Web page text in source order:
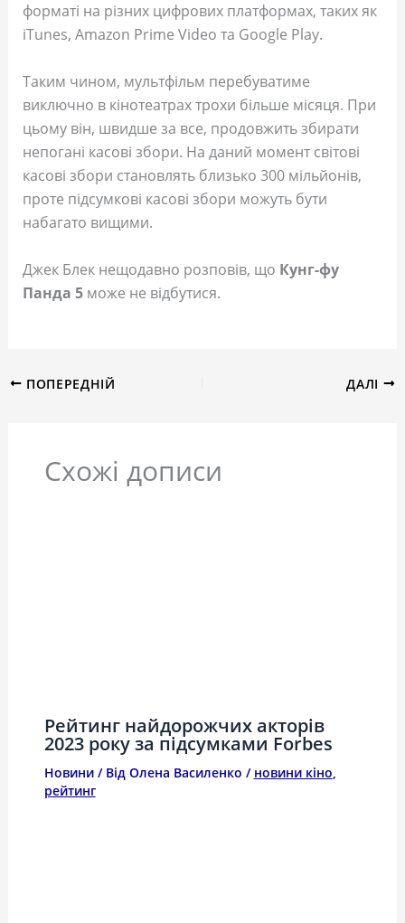
форматі на різних цифрових платформах, таких як
iTunes, Amazon Prime Video та Google Play.
Таким чином, мультфільм перебуватиме
виключно в кінотеатрах трохи більше місяця. При
цьому він, швидше за все, продовжить збирати
непогані касові збори. На даний момент світові
касові збори становлять близько 300 мільйонів,
проте підсумкові касові збори можуть бути
набагато вищими.
Джек Блек нещодавно розповів, що Кунг-фу
Панда 5може не відбутися.
ПОПЕРЕДНІЙ ДАЛІ
Схожі дописи
Рейтинг найдорожчих акторів
2023 року за підсумками Forbes
Новини/ Від Олена Василенко / новини кіно,
рейтинг